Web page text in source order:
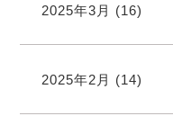
2025年3月 (16)
2025年2月 (14)